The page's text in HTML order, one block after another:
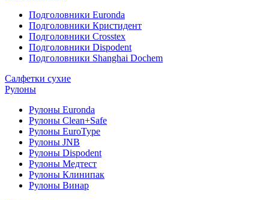
Подголовники Euronda
Подголовники Кристидент
Подголовники Crosstex
Подголовники Dispodent
Подголовники Shanghai Dochem
Салфетки сухие
Рулоны
Рулоны Euronda
Рулоны Clean+Safe
Рулоны EuroType
Рулоны JNB
Рулоны Dispodent
Рулоны Медтест
Рулоны Клинипак
Рулоны Винар